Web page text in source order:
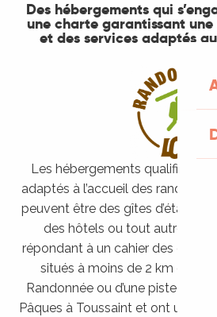
Des hébergements qui
une charte garantissant
et des services adaptés
Les hébergements qualifiés «
adaptés à l’accueil des
peuvent être des gîtes d’étape,
des hôtels ou tout autre type
répondant à un cahier des
situés à moins de 2 km d’un
Randonnée ou d’une piste
Pâques à Toussaint et ont une